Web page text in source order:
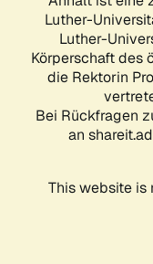
Luther-
Luther-
Körperschaft des
die Rektorin
Bei Rückfragen
an
This website is